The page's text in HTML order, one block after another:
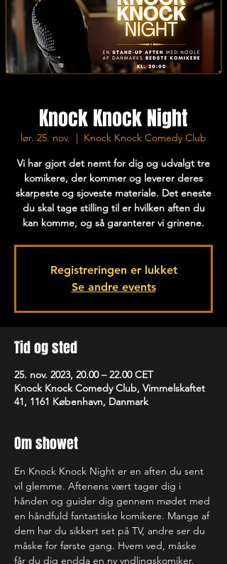
Knock Knock Night
lør. 25. nov.
  |
Knock Knock Comedy Club
Vi har gjort det nemt for dig og udvalgt tre
komikere, der kommer og leverer deres
skarpeste og sjoveste materiale. Det eneste
du skal tage stilling til er hvilken aften du
kan komme, og så garanterer vi grinene.
Registreringen er lukket
Se andre events
Tid og sted
25. nov. 2023, 20.00 – 22.00 CET
Knock Knock Comedy Club, Vimmelskaftet
41, 1161 København, Danmark
Om showet
En Knock Knock Night er en aften du sent
vil glemme. Aftenens vært tager dig i
hånden og guider dig gennem mødet med
en håndfuld fantastiske komikere. Mange af
dem har du sikkert set på TV, andre ser du
måske for første gang. Hvem ved, måske
får du dig endda en ny yndlingskomiker.